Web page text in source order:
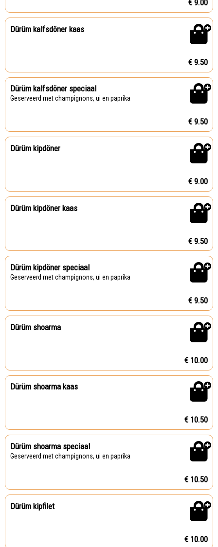
€ 9.00
Dürüm kalfsdöner kaas
€ 9.50
Dürüm kalfsdöner speciaal
Geserveerd met champignons, ui en paprika
€ 9.50
Dürüm kipdöner
€ 9.00
Dürüm kipdöner kaas
€ 9.50
Dürüm kipdöner speciaal
Geserveerd met champignons, ui en paprika
€ 9.50
Dürüm shoarma
€ 10.00
Dürüm shoarma kaas
€ 10.50
Dürüm shoarma speciaal
Geserveerd met champignons, ui en paprika
€ 10.50
Dürüm kipfilet
€ 10.00